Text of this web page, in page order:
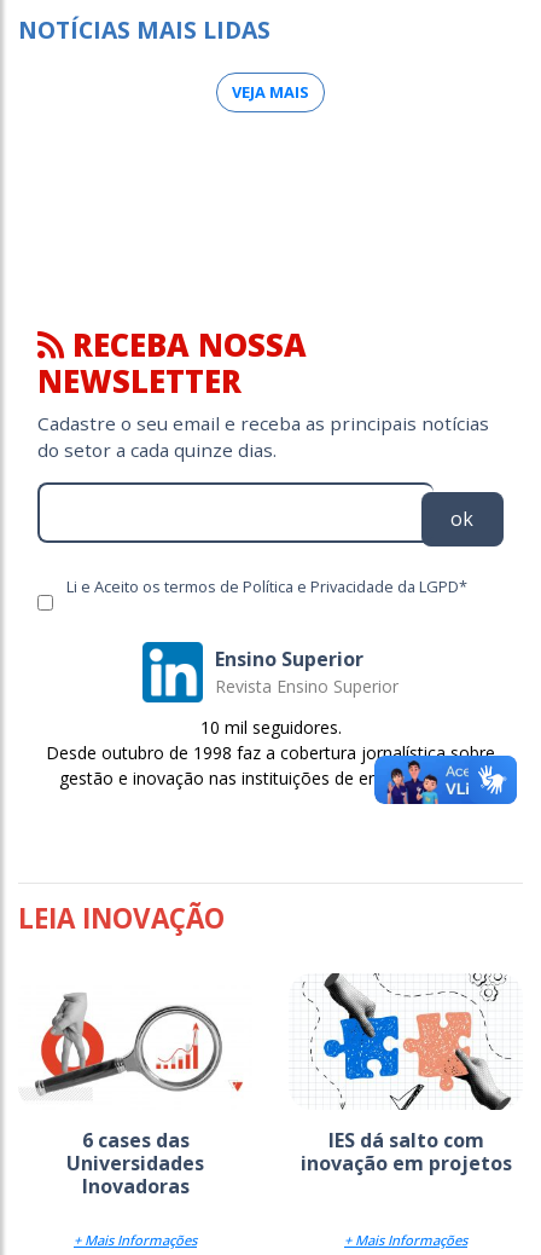
NOTÍCIAS MAIS LIDAS
VEJA MAIS
RECEBA NOSSA
NEWSLETTER
Cadastre o seu email e receba as principais notícias
do setor a cada quinze dias.
ok
Li e Aceito os termos de Política e Privacidade da LGPD*
Ensino Superior
Revista Ensino Superior
10 mil seguidores.
Desde outubro de 1998 faz a cobertura jornalística sobre
gestão e inovação nas instituições de ensino superior.
LEIA INOVAÇÃO
6 cases das
Universidades
Inovadoras
+ Mais Informações
IES dá salto com
inovação em projetos
+ Mais Informações